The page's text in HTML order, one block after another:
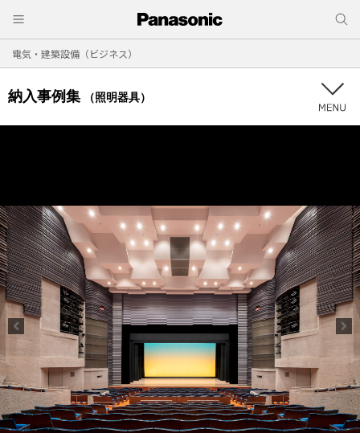
電気・建築設備（ビジネス）
納入事例集 （照明器具）